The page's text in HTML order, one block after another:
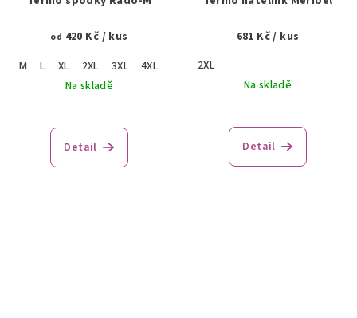
od 420 Kč / kus
M
L XL 2XL 3XL
4XL
Na skladě
Detail
681 Kč/ kus
2XL
Na skladě
Detail